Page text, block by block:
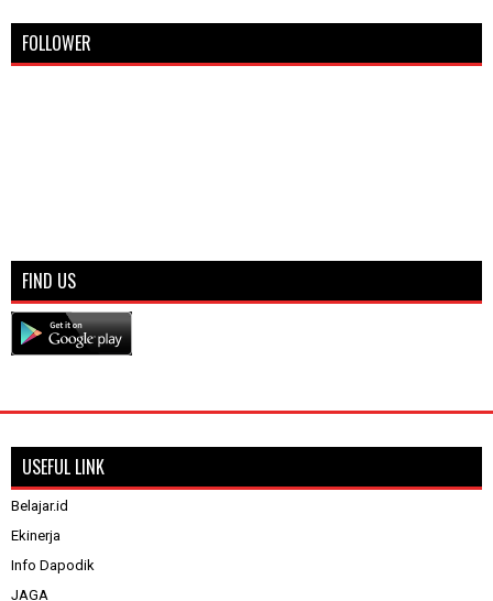
FOLLOWER
FIND US
USEFUL LINK
Belajar.id
Ekinerja
Info Dapodik
JAGA